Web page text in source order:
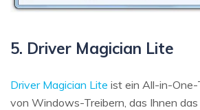
5. Driver Magician Lite
Driver Magician Lite ist ein All-in-One-
von Windows-Treibern, das Ihnen